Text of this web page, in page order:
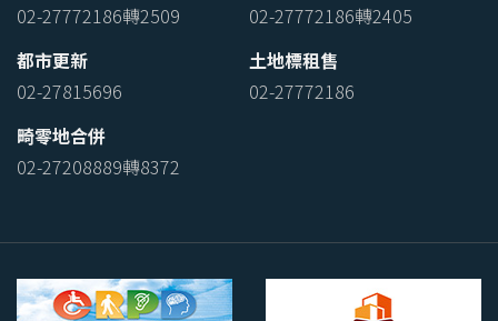
02-27772186轉2509
02-27772186轉2405
都市更新
02-27815696
土地標租售
02-27772186
畸零地合併
02-27208889轉8372